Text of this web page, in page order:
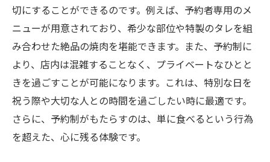
切にすることができるのです。例えば、予約者専用のメ
ニューが用意されており、希少な部位や特製のタレを組
み合わせた絶品の焼肉を堪能できます。また、予約制に
より、店内は混雑することなく、プライベートなひとと
きを過ごすことが可能になります。これは、特別な日を
祝う際や大切な人との時間を過ごしたい時に最適です。
さらに、予約制がもたらすのは、単に食べるという行為
を超えた、心に残る体験です。